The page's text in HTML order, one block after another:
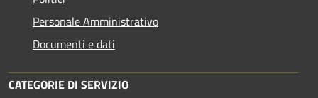
Personale Amministrativo
Documenti e dati
CATEGORIE DI SERVIZIO